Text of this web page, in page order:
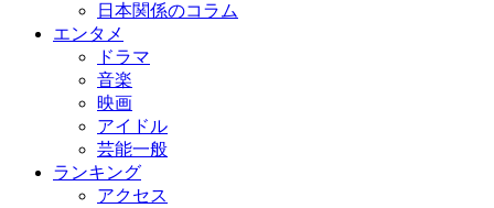
日本関係のコラム
エンタメ
ドラマ
音楽
映画
アイドル
芸能一般
ランキング
アクセス